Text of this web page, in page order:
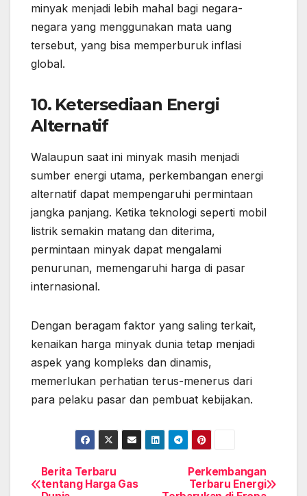
minyak menjadi lebih mahal bagi negara-
negara yang menggunakan mata uang
tersebut, yang bisa memperburuk inflasi
global.
10. Ketersediaan Energi
Alternatif
Walaupun saat ini minyak masih menjadi
sumber energi utama, perkembangan energi
alternatif dapat mempengaruhi permintaan
jangka panjang. Ketika teknologi seperti mobil
listrik semakin matang dan diterima,
permintaan minyak dapat mengalami
penurunan, memengaruhi harga di pasar
internasional.
Dengan beragam faktor yang saling terkait,
kenaikan harga minyak dunia tetap menjadi
aspek yang kompleks dan dinamis,
memerlukan perhatian terus-menerus dari
para pelaku pasar dan pembuat kebijakan.
Post
Perkembangan
Terbaru Energi
Berita Terbaru
tentang Harga Gas